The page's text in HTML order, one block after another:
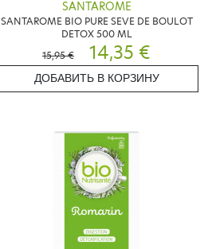
SANTAROME
SANTAROME BIO PURE SEVE DE BOULOT
DETOX 500 ML
15,95 €
14,35 €
ДОБАВИТЬ В КОРЗИНУ